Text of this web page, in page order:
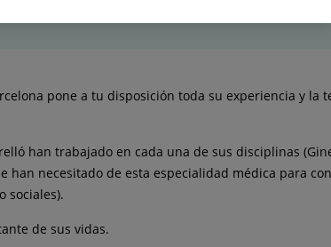
pone a tu disposición toda su experiencia y la
han trabajado en cada una de sus disciplinas
necesitado de esta especialidad médica para
sociales).
de sus vidas.